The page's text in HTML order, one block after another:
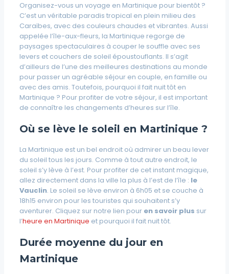
Organisez-vous un voyage en Martinique pour bientôt ?
C’est un véritable paradis tropical en plein milieu des
Caraïbes, avec des couleurs chaudes et vibrantes. Aussi
appelée l’île-aux-fleurs, la Martinique regorge de
paysages spectaculaires à couper le souffle avec ses
levers et couchers de soleil époustouflants. Il s’agit
d’ailleurs de l’une des meilleures destinations au monde
pour passer un agréable séjour en couple, en famille ou
avec des amis. Toutefois, pourquoi il fait nuit tôt en
Martinique ? Pour profiter de votre séjour, il est important
de connaître les changements d’heures sur l’île.
Où se lève le soleil en Martinique ?
La Martinique est un bel endroit où admirer un beau lever
du soleil tous les jours. Comme à tout autre endroit, le
soleil s’y lève à l’est. Pour profiter de cet instant magique,
allez directement dans la ville la plus à l’est de l’île : le
Vauclin. Le soleil se lève environ à 6h05 et se couche à
18h15 environ pour les touristes qui souhaitent s’y
aventurer. Cliquez sur notre lien pour en savoir plus sur
l’heure en Martinique et pourquoi il fait nuit tôt.
Durée moyenne du jour en
Martinique